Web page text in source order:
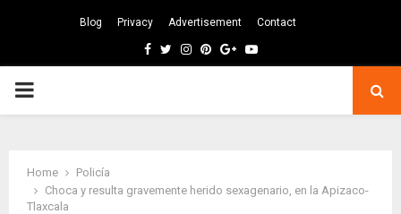
Blog Privacy Advertisement Contact
Facebook
TwitterInstagram
Pinterest
GoogleYoutube
PRIMARY
Home
Policía
Choca y resulta gravemente herido sexagenario, en la Apizaco-
Tlaxcala